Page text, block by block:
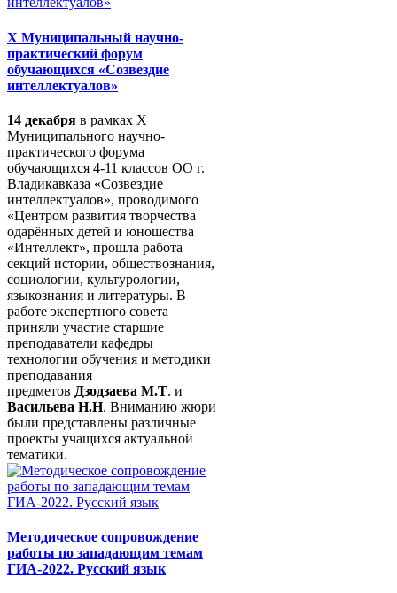
X Муниципальный научно-
практический форум
обучающихся «Созвездие
интеллектуалов»
14 декабря в рамках X
Муниципального научно-
практического форума
обучающихся 4-11 классов ОО г.
Владикавказа «Созвездие
интеллектуалов», проводимого
«Центром развития творчества
одарённых детей и юношества
«Интеллект», прошла работа
секций истории, обществознания,
социологии, культурологии,
языкознания и литературы. В
работе экспертного совета
приняли участие старшие
преподаватели кафедры
технологии обучения и методики
преподавания
предметов Дзодзаева М.Т. и
Васильева Н.Н. Вниманию жюри
были представлены различные
проекты учащихся актуальной
тематики.
Методическое сопровождение
работы по западающим темам
ГИА-2022. Русский язык